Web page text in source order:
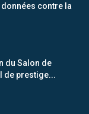
contre la
du Salon de
de prestige...